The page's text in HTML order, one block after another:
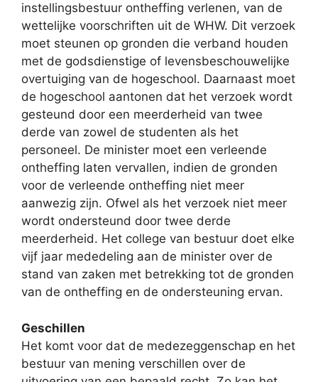
instellingsbestuur ontheffing verlenen, van de
wettelijke voorschriften uit de WHW. Dit verzoek
moet steunen op gronden die verband houden
met de godsdienstige of levensbeschouwelijke
overtuiging van de hogeschool. Daarnaast moet
de hogeschool aantonen dat het verzoek wordt
gesteund door een meerderheid van twee
derde van zowel de studenten als het
personeel. De minister moet een verleende
ontheffing laten vervallen, indien de gronden
voor de verleende ontheffing niet meer
aanwezig zijn. Ofwel als het verzoek niet meer
wordt ondersteund door twee derde
meerderheid. Het college van bestuur doet elke
vijf jaar mededeling aan de minister over de
stand van zaken met betrekking tot de gronden
van de ontheffing en de ondersteuning ervan.
Geschillen
Het komt voor dat de medezeggenschap en het
bestuur van mening verschillen over de